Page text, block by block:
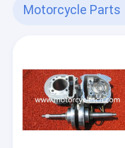
Motorcycle Parts